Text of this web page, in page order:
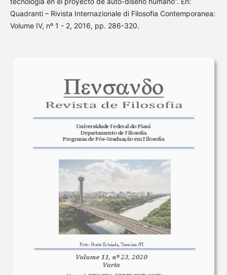
Quadranti – Rivista Internazionale di Filosofia Contemporanea:
Volume IV, nº 1 - 2, 2016, pp. 286-320.